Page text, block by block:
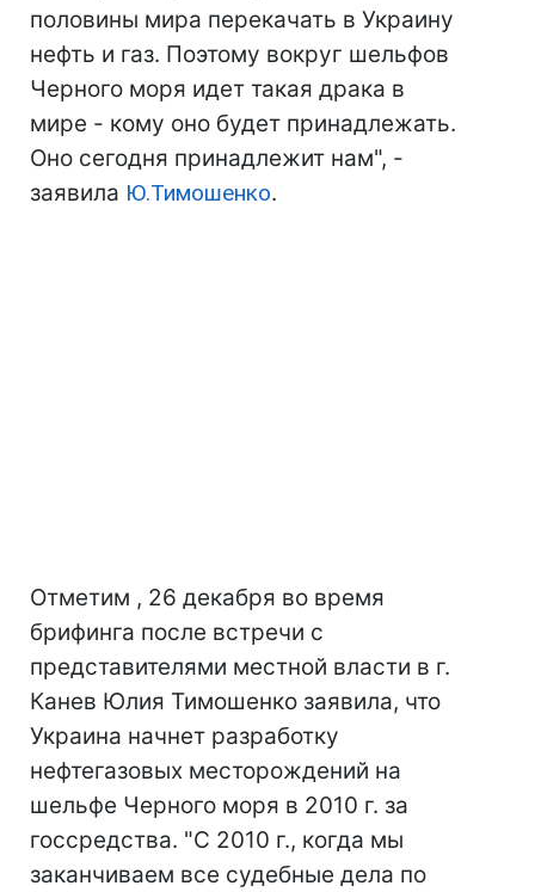
половины мира перекачать в Украину
нефть и газ. Поэтому вокруг шельфов
Черного моря идет такая драка в
мире - кому оно будет принадлежать.
Оно сегодня принадлежит нам", -
заявила Ю.Тимошенко.
Отметим , 26 декабря во время
брифинга после встречи с
представителями местной власти в г.
Канев Юлия Тимошенко заявила, что
Украина начнет разработку
нефтегазовых месторождений на
шельфе Черного моря в 2010 г. за
госсредства. "С 2010 г., когда мы
заканчиваем все судебные дела по